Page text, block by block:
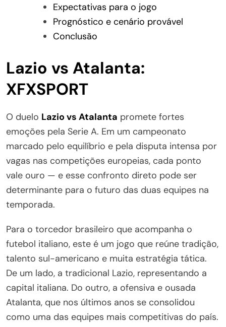
Expectativas para o jogo
Prognóstico e cenário provável
Conclusão
Lazio vs Atalanta:
XFXSPORT
O duelo Lazio vs Atalanta promete fortes
emoções pela Serie A. Em um campeonato
marcado pelo equilíbrio e pela disputa intensa por
vagas nas competições europeias, cada ponto
vale ouro — e esse confronto direto pode ser
determinante para o futuro das duas equipes na
temporada.
Para o torcedor brasileiro que acompanha o
futebol italiano, este é um jogo que reúne tradição,
talento sul-americano e muita estratégia tática.
De um lado, a tradicional Lazio, representando a
capital italiana. Do outro, a ofensiva e ousada
Atalanta, que nos últimos anos se consolidou
como uma das equipes mais competitivas do país.